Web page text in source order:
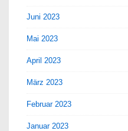
Juni 2023
Mai 2023
April 2023
März 2023
Februar 2023
Januar 2023